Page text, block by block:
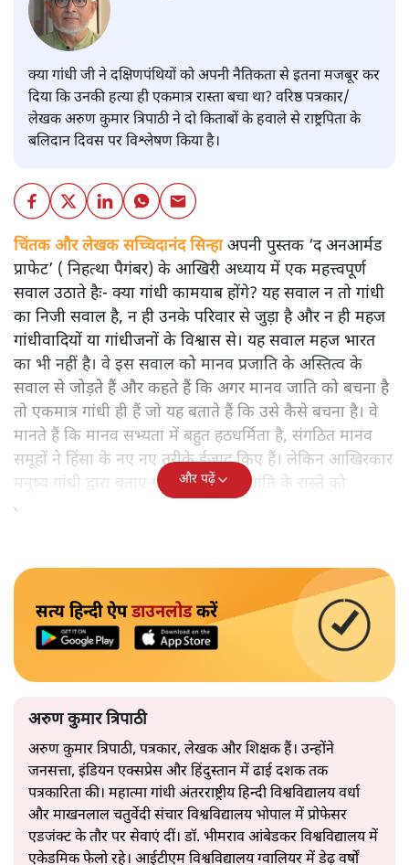
क्या गांधी जी ने दक्षिणपंथियों को अपनी नैतिकता से इतना मजबूर कर
दिया कि उनकी हत्या ही एकमात्र रास्ता बचा था? वरिष्ठ पत्रकार/
लेखक अरुण कुमार त्रिपाठी ने दो किताबों के हवाले से राष्ट्रपिता के
बलिदान दिवस पर विश्लेषण किया है।
चिंतक और लेखक सच्चिदानंद सिन्हाअपनी पुस्तक ‘द अनआर्मड
प्राफेट’ ( निहत्था पैगंबर) के आखिरी अध्याय में एक महत्त्वपूर्ण
सवाल उठाते हैः- क्या गांधी कामयाब होंगे? यह सवाल न तो गांधी
का निजी सवाल है, न ही उनके परिवार से जुड़ा है और न ही महज
गांधीवादियों या गांधीजनों के विश्वास से। यह सवाल महज भारत
का भी नहीं है। वे इस सवाल को मानव प्रजाति के अस्तित्व के
सवाल से जोड़ते हैं और कहते हैं कि अगर मानव जाति को बचना है
तो एकमात्र गांधी ही हैं जो यह बताते हैं कि उसे कैसे बचना है। वे
मानते हैं कि मानव सभ्यता में बहुत हठधर्मिता है, संगठित मानव
समूहों ने हिंसा के नए नए तरीके ईजाद किए हैं। लेकिन आखिरकार
मनुष्य गांधी द्वारा बताए गए अहिंसा और शांति के रास्ते को
अपनाएगा।
और पढ़ें
सत्य हिन्दी ऐपडाउनलोडकरें
अरुण कुमार त्रिपाठी
अरुण कुमार त्रिपाठी, पत्रकार, लेखक और शिक्षक हैं। उन्होंने
जनसत्ता, इंडियन एक्सप्रेस और हिंदुस्तान में ढाई दशक तक
पत्रकारिता की। महात्मा गांधी अंतरराष्ट्रीय हिन्दी विश्वविद्यालय वर्धा
और माखनलाल चतुर्वेदी संचार विश्वविद्यालय भोपाल में प्रोफेसर
एडजंक्ट के तौर पर सेवाएं दीं। डॉ. भीमराव आंबेडकर विश्वविद्यालय में
एकेडमिक फेलो रहे। आईटीएम विश्वविद्यालय ग्वालियर में डेढ़ वर्षों